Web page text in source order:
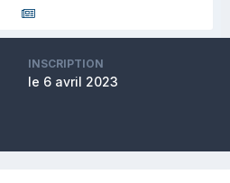
INSCRIPTION
le 6 avril 2023